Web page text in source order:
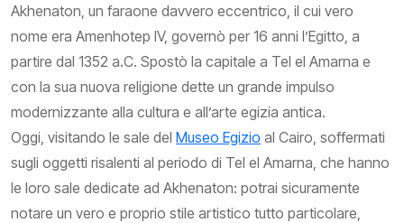
Akhenaton, un faraone davvero eccentrico, il cui vero
nome era Amenhotep IV, governò per 16 anni l’Egitto, a
partire dal 1352 a.C. Spostò la capitale a Tel el Amarna e
con la sua nuova religione dette un grande impulso
modernizzante alla cultura e all’arte egizia antica.
Oggi, visitando le sale del Museo Egizio al Cairo, soffermati
sugli oggetti risalenti al periodo di Tel el Amarna, che hanno
le loro sale dedicate ad Akhenaton: potrai sicuramente
notare un vero e proprio stile artistico tutto particolare,